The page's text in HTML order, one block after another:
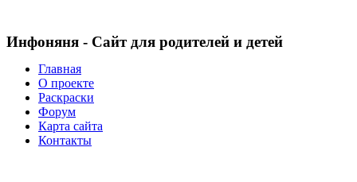
Инфоняня - Сайт для родителей и детей
Главная
О проекте
Раскраски
Форум
Карта сайта
Контакты